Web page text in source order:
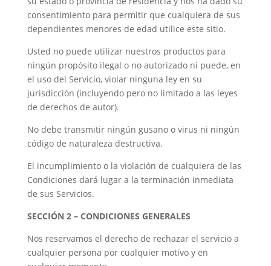
consentimiento para permitir que cualquiera de sus
dependientes menores de edad utilice este sitio.
Usted no puede utilizar nuestros productos para
ningún propósito ilegal o no autorizado ni puede, en
el uso del Servicio, violar ninguna ley en su
jurisdicción (incluyendo pero no limitado a las leyes
de derechos de autor).
No debe transmitir ningún gusano o virus ni ningún
código de naturaleza destructiva.
El incumplimiento o la violación de cualquiera de las
Condiciones dará lugar a la terminación inmediata
de sus Servicios.
SECCIÓN 2 – CONDICIONES GENERALES
Nos reservamos el derecho de rechazar el servicio a
cualquier persona por cualquier motivo y en